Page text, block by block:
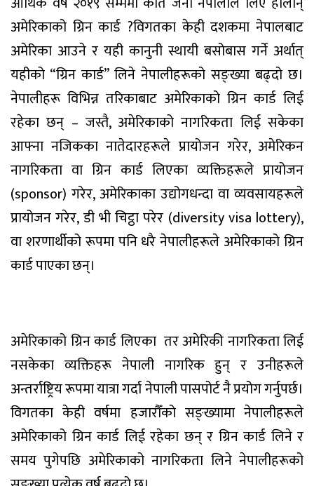
अमेरिकाको ग्रिन कार्ड ?विगतका केही दशकमा नेपालबाट
अमेरिका आउने र यही कानुनी स्थायी बसोबास गर्ने अर्थात्
यहीको “ग्रिन कार्ड” लिने नेपालीहरूको सङ्ख्या बढ्दो छ।
नेपालीहरू विभिन्न तरिकाबाट अमेरिकाको ग्रिन कार्ड लिई
रहेका छन् – जस्तै, अमेरिकाको नागरिकता लिई सकेका
आफ्ना नजिकका नातेदारहरूले प्रायोजन गरेर, अमेरिकन
नागरिकता वा ग्रिन कार्ड लिएका व्यक्तिहरूले प्रायोजन
(sponsor) गरेर, अमेरिकाका उद्योगधन्दा वा व्यवसायहरूले
प्रायोजन गरेर, डी भी चिट्ठा परेर (diversity visa lottery),
वा शरणार्थीको रूपमा पनि धरै नेपालीहरूले अमेरिकाको ग्रिन
कार्ड पाएका छन्।
अमेरिकाको ग्रिन कार्ड लिएका तर अमेरिकी नागरिकता लिई
नसकेका व्यक्तिहरू नेपाली नागरिक हुन् र उनीहरूले
अन्तर्राष्ट्रिय रूपमा यात्रा गर्दा नेपाली पासपोर्ट नै प्रयोग गर्नुपर्छ।
विगतका केही वर्षमा हजारौँको सङ्ख्यामा नेपालीहरूले
अमेरिकाको ग्रिन कार्ड लिई रहेका छन् र ग्रिन कार्ड लिने र
समय पुगेपछि अमेरिकाको नागरिकता लिने नेपालीहरूको